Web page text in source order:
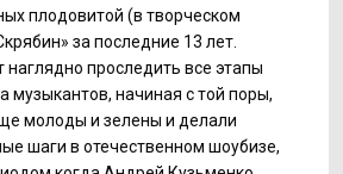
плодовитой (в творческом
за последние 13 лет.
проследить все этапы
музыкантов, начиная с той поры,
молоды и зелены и делали
шаги в отечественном шоубизе,